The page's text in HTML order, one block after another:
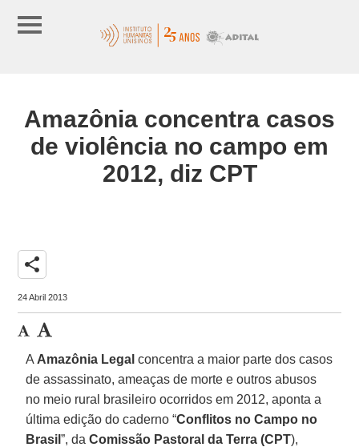
Amazônia concentra casos
de violência no campo em
2012, diz CPT
share
24 Abril 2013
A Amazônia Legal concentra a maior parte dos casos
de assassinato, ameaças de morte e outros abusos
no meio rural brasileiro ocorridos em 2012, aponta a
última edição do caderno “Conflitos no Campo no
Brasil”, daComissão Pastoral da Terra (CPT),